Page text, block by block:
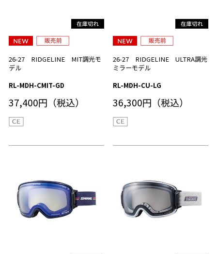
26-27 RIDGELINE MIT調光モ
デル
RL-MDH-CMIT-GD
37,400円（税込）
26-27 RIDGELINE ULTRA調光
ミラーモデル
RL-MDH-CU-LG
36,300円（税込）